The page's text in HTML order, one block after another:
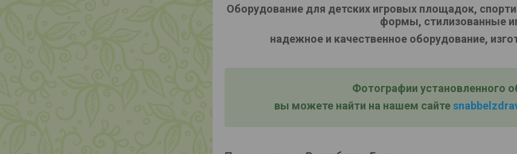
Оборудование для детских игровых площадок,
формы, стилизованные
надежное и качественное оборудование,
Фотографии установленного
вы можете найти на нашем сайте